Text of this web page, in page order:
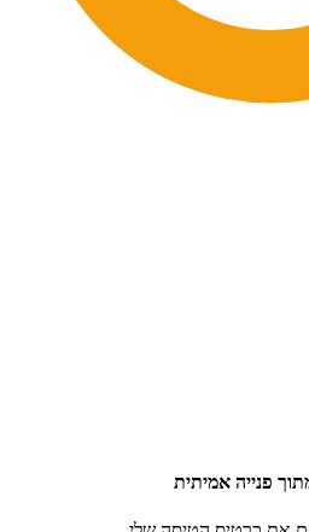
פנייה אמיתית